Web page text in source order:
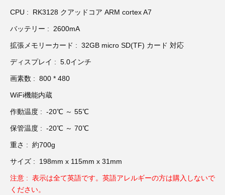
CPU : RK3128 クアッドコア ARM cortex A7
バッテリー : 2600mA
拡張メモリーカード : 32GB micro SD(TF) カード 対応
ディスプレイ : 5.0インチ
画素数 : 800 * 480
WiFi機能内蔵
作動温度 : -20℃ ～ 55℃
保管温度 : -20℃ ～ 70℃
重さ : 約700g
サイズ : 198mm x 115mm x 31mm
注意 : 表示は全て英語です。英語アレルギーの方は購入しないで
ください。